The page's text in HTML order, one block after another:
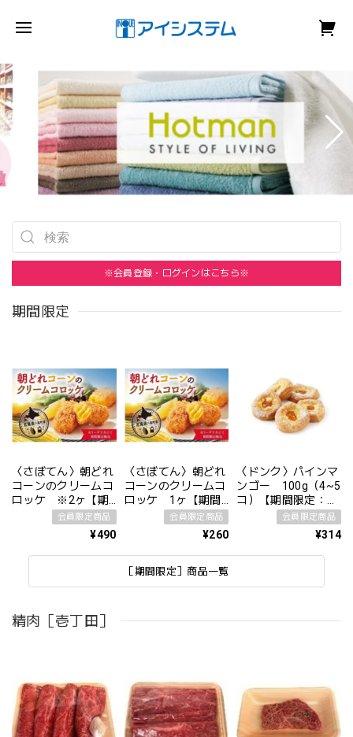
※会員登録・ログインはこちら※
期間限定
〈さぼてん〉朝どれ
コーンのクリームコ
ロッケ ※2ヶ【期
間限定】 会員限定商品
¥490
〈さぼてん〉朝どれ
コーンのクリームコ
ロッケ 1ヶ【期間
会員限定商品
¥260
〈ドンク〉パインマ
ンゴー 100g（4~5
コ）【期間限定：配
送日8/31まで】
会員限定商品
¥314
［期間限定］商品一覧
精肉［壱丁田］